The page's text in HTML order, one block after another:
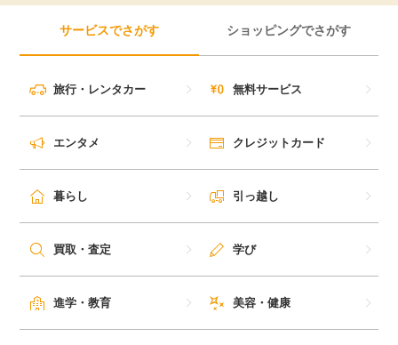
ゲーム
買い物
モニター
ポイ活お得情報
お友達紹介
カード比較
学び
月額有料サービス
銀行・金融・投資
家計の固定費
サービスでさがす ショッピングでさがす
旅行・レンタカー 無料サービス
エンタメ クレジットカード
暮らし 引っ越し
買取・査定 学び
進学・教育 美容・健康